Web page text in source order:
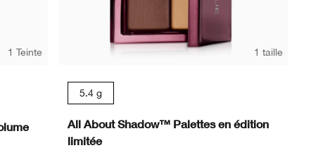
1 Teinte 1 taille
5.4 g
All About Shadow™ Palettes en édition
limitée